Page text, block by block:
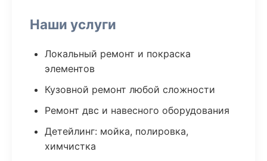
Наши услуги
Локальный ремонт и покраска
элементов
Кузовной ремонт любой сложности
Ремонт двс и навесного оборудования
Детейлинг: мойка, полировка,
химчистка